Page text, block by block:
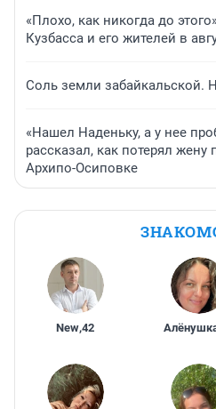
«Плохо, как никогда до
Кузбасса и его жителей в
Соль земли забайкальской.
«Нашел Наденьку, а у нее
рассказал, как потерял
Архипо-Осиповке
New,42